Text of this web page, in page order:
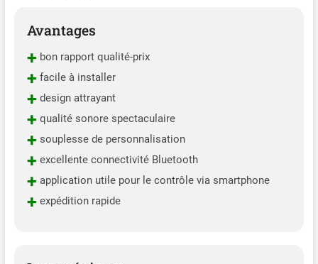
Avantages
+ bon rapport qualité-prix
+ facile à installer
+ design attrayant
+ qualité sonore spectaculaire
+ souplesse de personnalisation
+ excellente connectivité Bluetooth
+ application utile pour le contrôle via smartphone
+ expédition rapide